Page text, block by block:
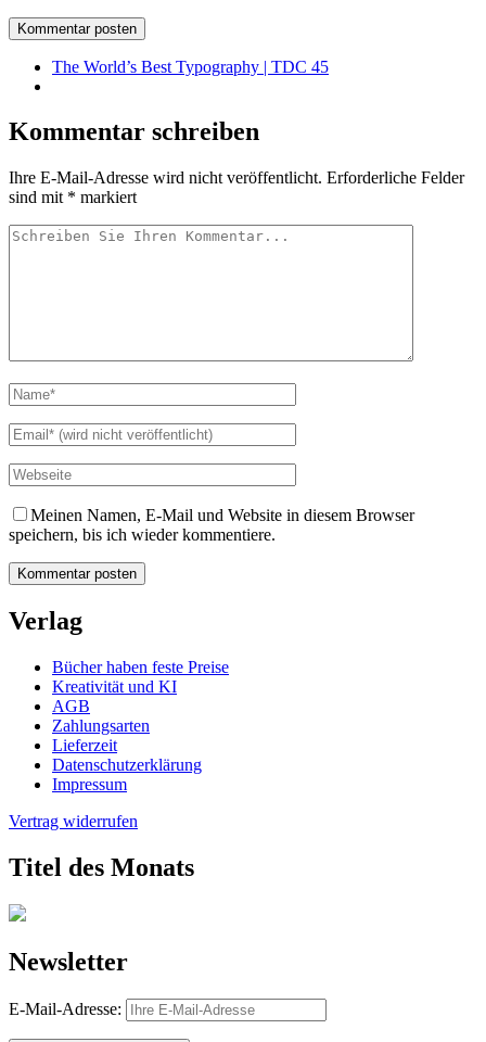
The World’s Best Typography | TDC 45
Kommentar schreiben
Ihre E-Mail-Adresse wird nicht veröffentlicht. Erforderliche Felder
sind mit * markiert
Meinen Namen, E-Mail und Website in diesem Browser
speichern, bis ich wieder kommentiere.
Verlag
Bücher haben feste Preise
Kreativität und KI
AGB
Zahlungsarten
Lieferzeit
Datenschutzerklärung
Impressum
Vertrag widerrufen
Titel des Monats
Newsletter
E-Mail-Adresse: